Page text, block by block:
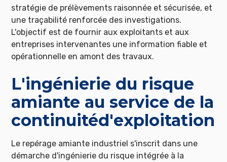
stratégie de prélèvements raisonnée et sécurisée, et
une traçabilité renforcée des investigations.
L'objectif est de fournir aux exploitants et aux
entreprises intervenantes une information fiable et
opérationnelle en amont des travaux.
L'ingénierie du risque
amiante au service de la
continuitéd'exploitation
Le repérage amiante industriel s'inscrit dans une
démarche d'ingénierie du risque intégrée à la